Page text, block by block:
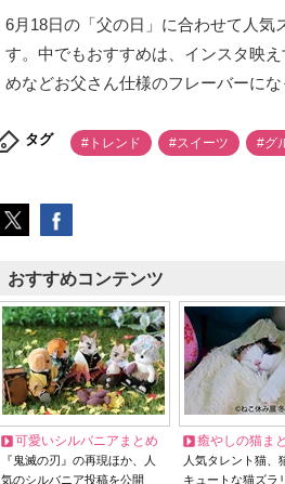
6月18日の「父の日」に合わせて人
す。中でもおすすめは、インスタ映
めなどお父さん仕様のフレーバーに
タグ #トレンド #スイーツ #グ
おすすめコンテンツ
可愛いシルバニアまとめ
『鬼滅の刃』の再現ほか、人
気のシルバニア投稿を公開
癒やしの猫ま
人気タレント猫
キュートな猫ズラ